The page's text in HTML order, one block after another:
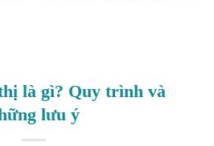
là gì? Quy trình và
lưu ý